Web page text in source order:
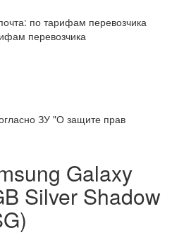
по тарифам перевозчика
перевозчика
ЗУ "О защите прав
Galaxy
Silver Shadow